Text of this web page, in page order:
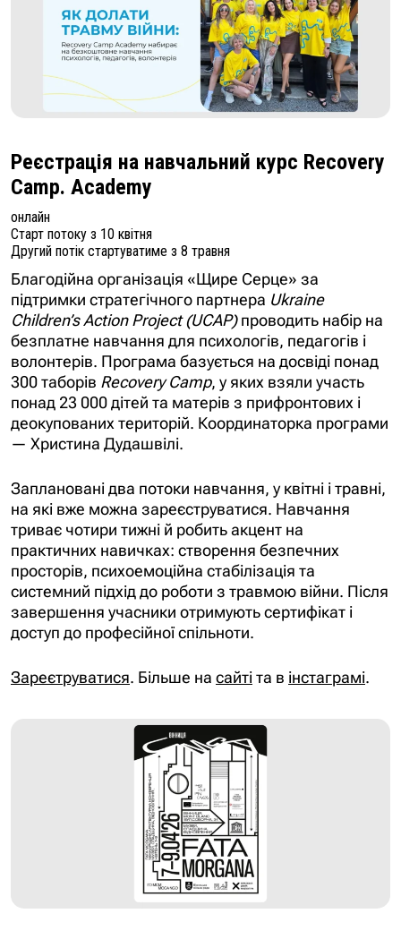
Реєстрація на навчальний курс Recovery
Camp. Academy
онлайн
Старт потоку з 10 квітня
Другий потік стартуватиме з 8 травня
Благодійна організація «Щире Серце» за
підтримки стратегічного партнера Ukraine
Children’s Action Project (UCAP) проводить набір на
безплатне навчання для психологів, педагогів і
волонтерів. Програма базується на досвіді понад
300 таборів Recovery Camp, у яких взяли участь
понад 23 000 дітей та матерів з прифронтових і
деокупованих територій. Координаторка програми
— Христина Дудашвілі.
Заплановані два потоки навчання, у квітні і травні,
на які вже можна зареєструватися. Навчання
триває чотири тижні й робить акцент на
практичних навичках: створення безпечних
просторів, психоемоційна стабілізація та
системний підхід до роботи з травмою війни. Після
завершення учасники отримують сертифікат і
доступ до професійної спільноти.
Зареєтруватися. Більше на сайтіта в інстаграмі.